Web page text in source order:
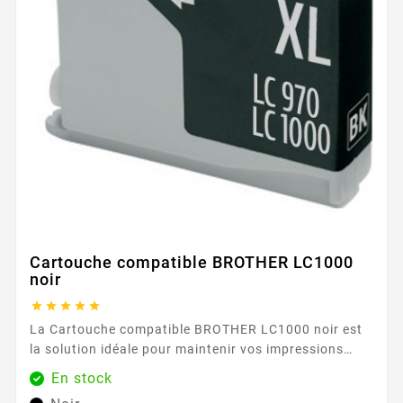
Cartouche compatible BROTHER LC1000
noir
    
La Cartouche compatible BROTHER LC1000 noir est
la solution idéale pour maintenir vos impressions
quotidiennes au meilleur niveau, tout en maîtrisant
votre budget. Conçue pour la gamme BROTHER
En stock